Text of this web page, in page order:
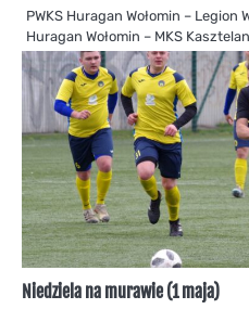
PWKS Huragan Wołomin – Legion
Huragan Wołomin – MKS
Niedziela na murawie (1 maja)